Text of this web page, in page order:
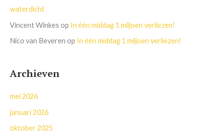
waterdicht
Vincent Winkes op In één middag 1 miljoen verliezen!
Nico van Beveren op In één middag 1 miljoen verliezen!
Archieven
mei 2026
januari 2026
oktober 2025